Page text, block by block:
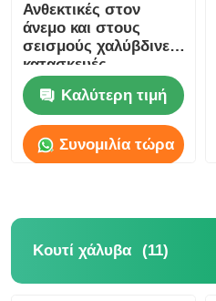
Ανθεκτικές στον
άνεμο και στους
σεισμούς χαλύβδινες
κατασκευές
αποθηκών, στάβλων,
κτιρίων OEM
Καλύτερη τιμή
Συνομιλία τώρα
Κουτί χάλυβα (11)